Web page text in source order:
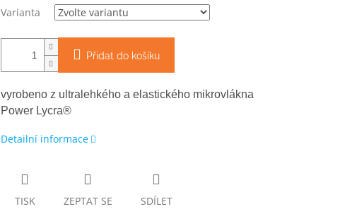
Varianta
Přidat do košíku
vyrobeno z ultralehkého a elastického mikrovlákna
Power Lycra®
Detailní informace
TISK ZEPTAT SE SDÍLET